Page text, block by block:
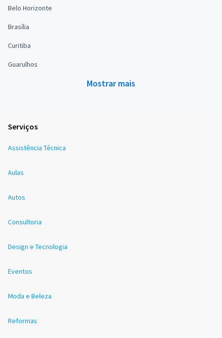
Belo Horizonte
Brasília
Curitiba
Guarulhos
Mostrar mais
Serviços
Assistência Técnica
Aulas
Autos
Consultoria
Design e Tecnologia
Eventos
Moda e Beleza
Reformas